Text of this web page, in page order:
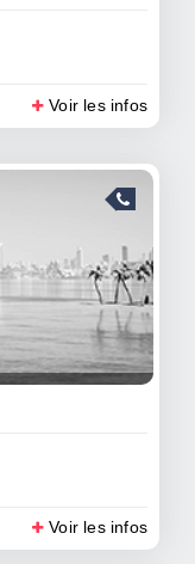
Voir les infos
Voir les infos